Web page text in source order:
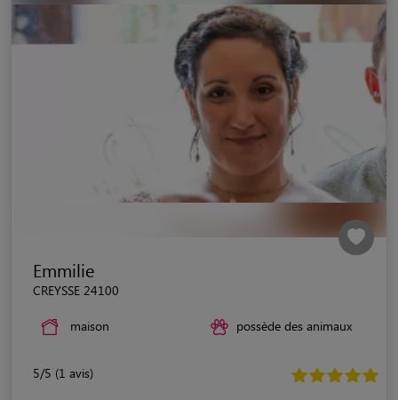
Emmilie
CREYSSE 24100
maison possède des animaux
5/5 (1 avis)